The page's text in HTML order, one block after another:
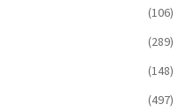
(106)
(289)
(148)
(497)